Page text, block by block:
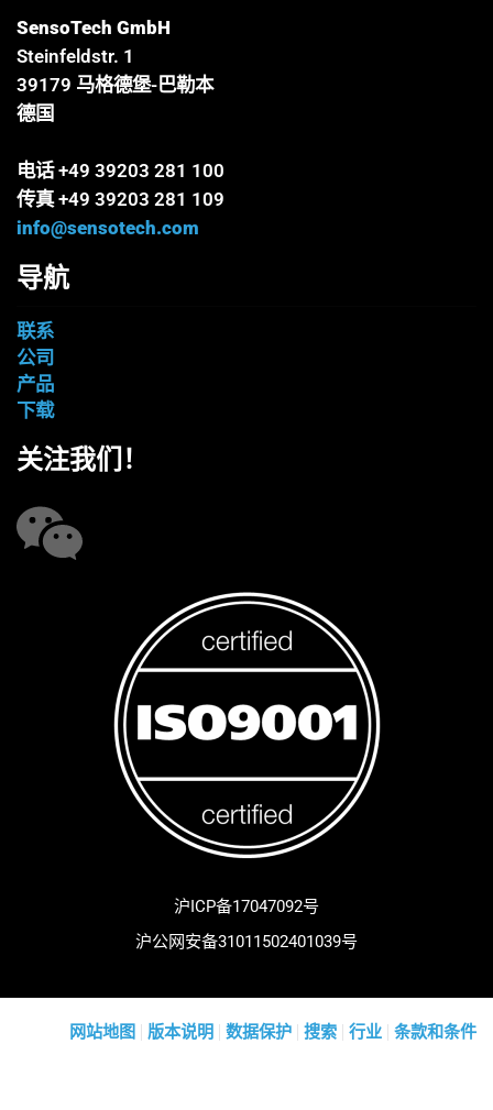
SensoTech GmbH
Steinfeldstr. 1
39179 马格德堡-巴勒本
德国
电话 +49 39203 281 100
传真 +49 39203 281 109
info@sensotech.com
导航
联系
公司
产品
下载
关注我们！
沪ICP备17047092号
沪公网安备31011502401039号
网站地图 版本说明 数据保护 搜索 行业 条款和条件